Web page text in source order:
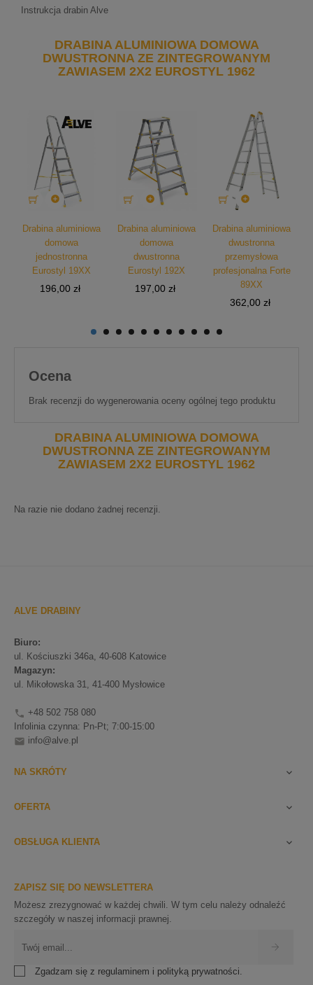
Instrukcja drabin Alve
DRABINA ALUMINIOWA DOMOWA
DWUSTRONNA ZE ZINTEGROWANYM
ZAWIASEM 2X2 EUROSTYL 1962

Drabina aluminiowa
domowa
jednostronna
Eurostyl 19XX
Cena
196,00 zł

Drabina aluminiowa
domowa
dwustronna
Eurostyl 192X
Cena
197,00 zł

Drabina aluminiowa
dwustronna
przemysłowa
profesjonalna Forte
89XX
Cena
362,00 zł
Ocena
Brak recenzji do wygenerowania oceny ogólnej tego produktu
DRABINA ALUMINIOWA DOMOWA
DWUSTRONNA ZE ZINTEGROWANYM
ZAWIASEM 2X2 EUROSTYL 1962
Na razie nie dodano żadnej recenzji.
ALVE DRABINY
Biuro:
ul. Kościuszki 346a, 40-608 Katowice
Magazyn:
ul. Mikołowska 31, 41-400 Mysłowice
 +48 502 758 080
Infolinia czynna: Pn-Pt; 7:00-15:00
 info@alve.pl
NA SKRÓTY 
OFERTA 
OBSŁUGA KLIENTA 
ZAPISZ SIĘ DO NEWSLETTERA
Możesz zrezygnować w każdej chwili. W tym celu należy odnaleźć
szczegóły w naszej informacji prawnej.
Zgadzam się z regulaminem i polityką prywatności.